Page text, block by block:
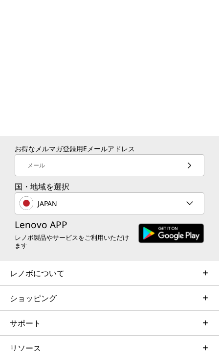
した公共Wi-Fiネットワークでも、デバイ
スのセキュリティを守ります。
業に
AIを活用したパフォーマンス
ビジネスのために設計
プロセッサー（Intel vPro®選択可能）は、クラ
た、安定性と互換性に優れたシステムを提供しま
す。作業の高速化、中断の軽減、そしてデバイス
のライフサイクルを延ばすことができます。
4-in-1メディアカードリーダー （SD、SDHC、SDXC、
MMC）
キーボード
フルサイズ･キーボード (6列)、86キー (Fnキー、PgUpキ
ー、PgDnキー、Windowsキー、Copilot キー)、JIS配
列、マルチタッチパッド、バックライト・キーボード
指紋センサー
選択可能
ポインティング・デバイス
タッチパッド
本体寸法(幅×奥行き×高さ)**
約 313.5x224x17.5mm
本体質量**
お得なメルマガ登録用Eメールアドレス
メール
国・地域を選択
JAPAN
Lenovo APP
レノボ製品やサービスをご利用いただけ
ます
レノボについて
ショッピング
サポート
リソース